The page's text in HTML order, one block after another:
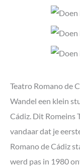
Teatro Romano de
Wandel een klein
Cádiz. Dit Romeins
vandaar dat je
Romano de Cádiz
werd pas in 1980